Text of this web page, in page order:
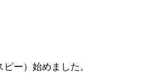
ー）始めました。